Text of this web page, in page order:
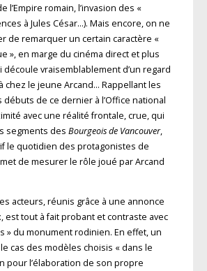
l’Empire romain, l’invasion des «
à Jules César…). Mais encore, on ne
de remarquer un certain caractère «
», en marge du cinéma direct et plus
vraisemblablement d’un regard
chez le jeune Arcand… Rappellant les
de ce dernier à l’Office national
avec une réalité frontale, crue, qui
segments des Bourgeois de Vancouver,
le quotidien des protagonistes de
de mesurer le rôle joué par Arcand
acteurs, réunis grâce à une annonce
est tout à fait probant et contraste avec
» du monument rodinien. En effet, un
cas des modèles choisis « dans le
pour l’élaboration de son propre